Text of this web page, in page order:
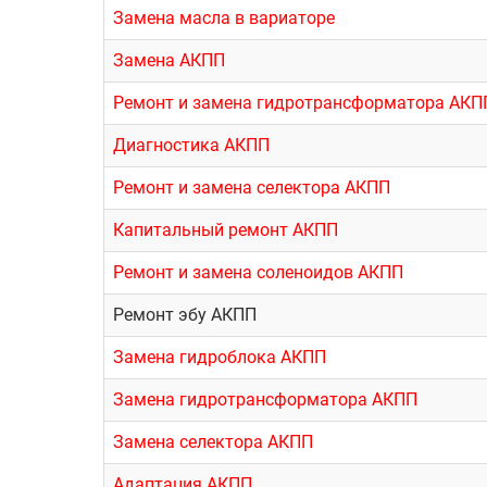
Замена масла в вариаторе
Замена АКПП
Ремонт и замена гидротрансформатора
Диагностика АКПП
Ремонт и замена селектора АКПП
Капитальный ремонт АКПП
Ремонт и замена соленоидов АКПП
Ремонт эбу АКПП
Замена гидроблока АКПП
Замена гидротрансформатора АКПП
Замена селектора АКПП